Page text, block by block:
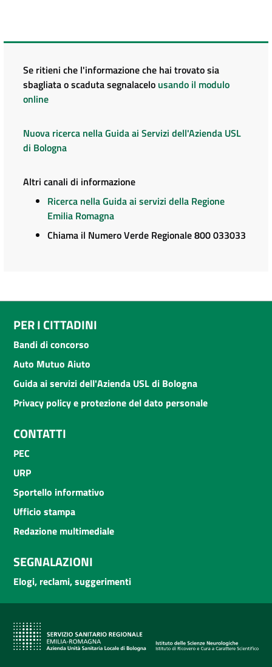
Se ritieni che l'informazione che hai trovato sia
sbagliata o scaduta segnalacelo usando il modulo
online
Nuova ricerca nella Guida ai Servizi dell'Azienda USL
di Bologna
Altri canali di informazione
Ricerca nella Guida ai servizi della Regione
Emilia Romagna
Chiama il Numero Verde Regionale 800 033033
PER I CITTADINI
Bandi di concorso
Auto Mutuo Aiuto
Guida ai servizi dell'Azienda USL di Bologna
Privacy policy e protezione del dato personale
CONTATTI
PEC
URP
Sportello informativo
Ufficio stampa
Redazione multimediale
SEGNALAZIONI
Elogi, reclami, suggerimenti